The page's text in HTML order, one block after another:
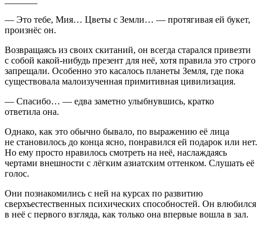
— Это тебе, Мия… Цветы с Земли… — протягивая ей букет,
произнёс он.
Возвращаясь из своих скитаний, он всегда старался привезти
с собой какой-нибудь презент для неё, хотя правила это строго
запрещали. Особенно это касалось планеты Земля, где пока
существовала малоизученная примитивная цивилизация.
— Спасибо… — едва заметно улыбнувшись, кратко
ответила она.
Однако, как это обычно бывало, по выражению её лица
не становилось до конца ясно, понравился ей подарок или нет.
Но ему просто нравилось смотреть на неё, наслаждаясь
чертами внешности с лёгким азиатским оттенком. Слушать её
голос.
Они познакомились с ней на курсах по развитию
сверхъестественных психических способностей. Он влюбился
в неё с первого взгляда, как только она впервые вошла в зал.